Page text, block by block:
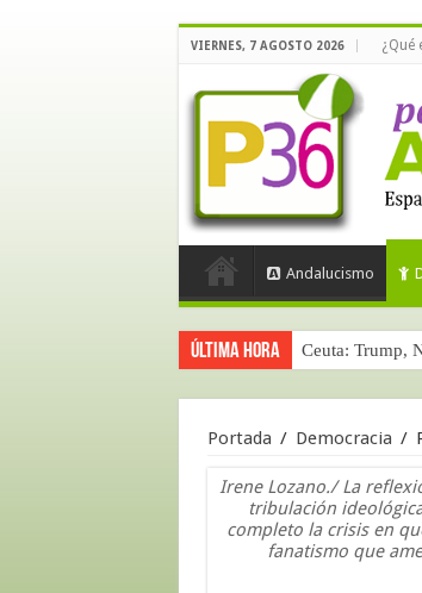
VIERNES, 7 AGOSTO 2026 ¿Qué
Andalucismo
Última hora Ceuta: Trump,
Portada / Democracia /
Irene Lozano./ La
tribulación
completo la crisis en
fanatismo que